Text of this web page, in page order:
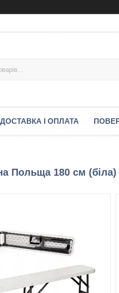
ДОСТАВКА І ОПЛАТА
Польща 180 см (біла)